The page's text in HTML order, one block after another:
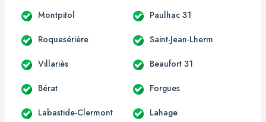
Montpitol Paulhac 31
Roquesérière Saint-Jean-Lherm
Villariès Beaufort 31
Bérat Forgues
Labastide-Clermont Lahage